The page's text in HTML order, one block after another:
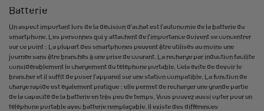
Batterie
Un aspect important lors de la décision d'achat est l'autonomie de la batterie du
smartphone. Les personnes qui y attachent de l'importance doivent se concentrer
sur ce point : La plupart des smartphones peuvent être utilisés au moins une
journée sans être branchés à une prise de courant. La recharge par induction facilite
considérablement le chargement du téléphone portable. Cela évite de devoir le
brancher et il suffit de poser l'appareil sur une station compatible. La fonction de
charge rapide est également pratique : elle permet de recharger une grande partie
de la capacité de la batterie en très peu de temps. Vous pouvez aussi opter pour un
téléphone portable avec batterie remplaçable. Il existe des différences